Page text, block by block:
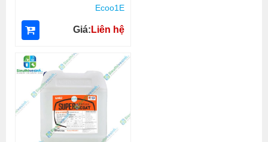
Ecoo1E
Giá: Liên hệ